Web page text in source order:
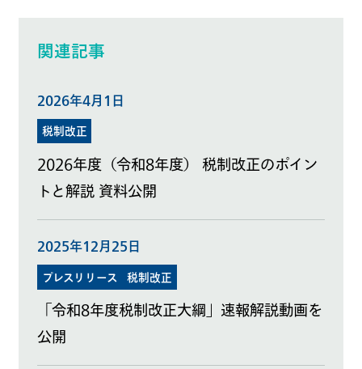
関連記事
2026年4月1日
税制改正
2026年度（令和8年度） 税制改正のポイン
トと解説 資料公開
2025年12月25日
プレスリリース 税制改正
「令和8年度税制改正大綱」速報解説動画を
公開